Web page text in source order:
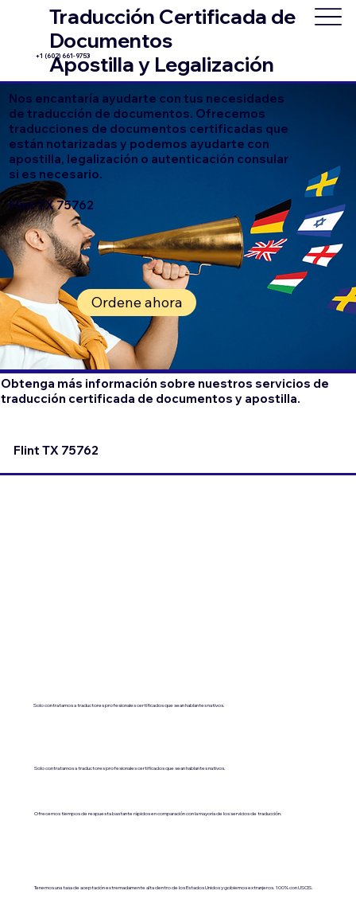
Traducción Certificada de
Documentos
Apostilla y Legalización
+1 (602) 661-9753
Solo contratamos a traductores profesionales certificados que sean hablantes nativos.
Solo contratamos a traductores profesionales certificados que sean hablantes nativos.
Ofrecemos tiempos de respuesta bastante rápidos en comparación con la mayoría de los servicios de traducción.
Tenemos una tasa de aceptación extremadamente alta dentro de los Estados Unidos y gobiernos extranjeros. 100% con USCIS.
Nos encantaría ayudarte con tus necesidades
de traducción de documentos. Ofrecemos
traducciones de documentos certificadas que
están notarizadas y podemos ayudarte con
apostilla, legalización o autenticación consular
si es necesario.
Flint TX 75762
Ordene ahora
Obtenga más información sobre nuestros servicios de
traducción certificada de documentos y apostilla.
Flint TX 75762